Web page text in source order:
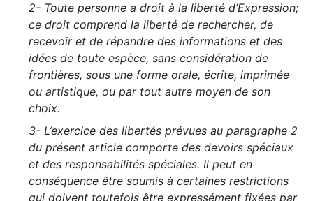
2- Toute personne a droit à la liberté d’Expression;
ce droit comprend la liberté de rechercher, de
recevoir et de répandre des informations et des
idées de toute espèce, sans considération de
frontières, sous une forme orale, écrite, imprimée
ou artistique, ou par tout autre moyen de son
choix.
3- L’exercice des libertés prévues au paragraphe 2
du présent article comporte des devoirs spéciaux
et des responsabilités spéciales. Il peut en
conséquence être soumis à certaines restrictions
qui doivent toutefois être expressément fixées par